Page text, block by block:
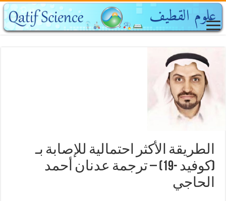
الطريقة الأكثر احتمالية للإصابة بـ
(كوفيد -19) – ترجمة عدنان أحمد
الحاجي